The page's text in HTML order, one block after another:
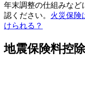
年末調整の仕組みなど
認ください。 火災保険
けられる？
地震保険料控